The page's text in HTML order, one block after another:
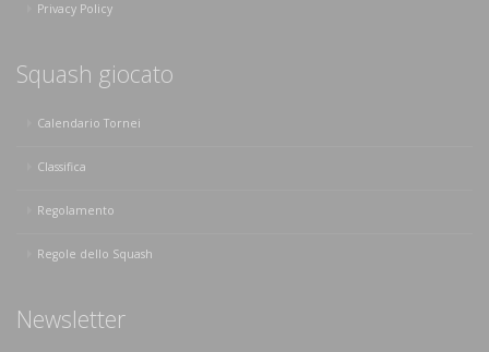
Privacy Policy
Squash giocato
Calendario Tornei
Classifica
Regolamento
Regole dello Squash
Newsletter